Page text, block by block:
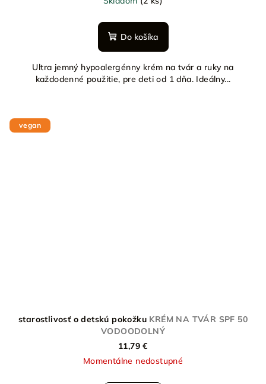
Do košíka
Ultra jemný hypoalergénny krém na tvár a ruky na
každodenné použitie, pre deti od 1 dňa. Ideálny...
vegan
starostlivosť o detskú pokožku KRÉM NA TVÁR SPF 50
VODOODOLNÝ
11,79 €
Momentálne nedostupné